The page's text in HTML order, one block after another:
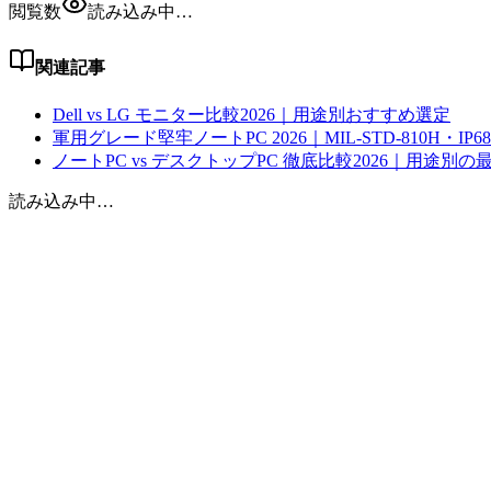
閲覧数
読み込み中…
関連記事
Dell vs LG モニター比較2026｜用途別おすすめ選定
軍用グレード堅牢ノートPC 2026｜MIL-STD-810H・
ノートPC vs デスクトップPC 徹底比較2026｜用途別の
読み込み中…